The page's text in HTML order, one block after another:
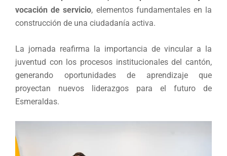
vocación de servicio, elementos fundamentales en la
construcción de una ciudadanía activa.
La jornada reafirma la importancia de vincular a la
juventud con los procesos institucionales del cantón,
generando oportunidades de aprendizaje que
proyectan nuevos liderazgos para el futuro de
Esmeraldas.